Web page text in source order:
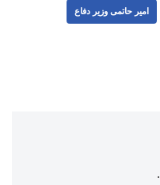
امیر حاتمی وزیر دفاع
.